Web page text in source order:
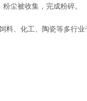
尘被收集，完成粉碎。
、化工、陶瓷等多行